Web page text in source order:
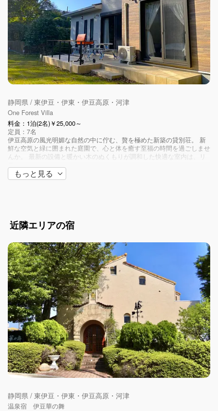
静岡県 / 東伊豆・伊東・伊豆高原・河津
One Forest Villa
料金：1泊(2名)￥25,000～
定員：7名
伊豆高原の風光明媚な自然の中に佇む、贅を極めた新築の貸別荘。 新
鮮な空気と緑に囲まれた庭園で、心と体を癒す至福の時間を過ごしませ
んか。 最新の設備と暖かい木のぬくもりが調和した快適な室内は、リ
静岡県 / 東伊豆・伊東・伊豆高原・河津
ドリームプラザ伊豆
料金：1人あたり￥6,580～
定員：30名
伊東市街から伊豆高原へ行く途中、伊東の観光名所”小室山公園”に隣接
入れる天然温泉も魅力です。 24時間お好きな時間に入れる、ゆっ...
もっと見る
近隣エリアの宿
静岡県 / 東伊豆・伊東・伊豆高原・河津
温泉宿 伊豆華の舞